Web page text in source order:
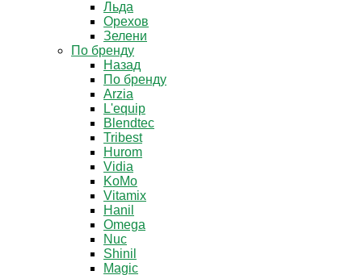
Льда
Орехов
Зелени
По бренду
Назад
По бренду
Arzia
L'equip
Blendtec
Tribest
Hurom
Vidia
KoMo
Vitamix
Hanil
Omega
Nuc
Shinil
Magic